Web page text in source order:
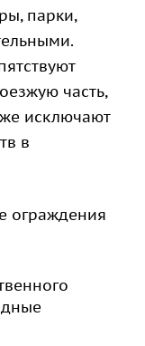
парки,
часть,
исключают
в
ограждения